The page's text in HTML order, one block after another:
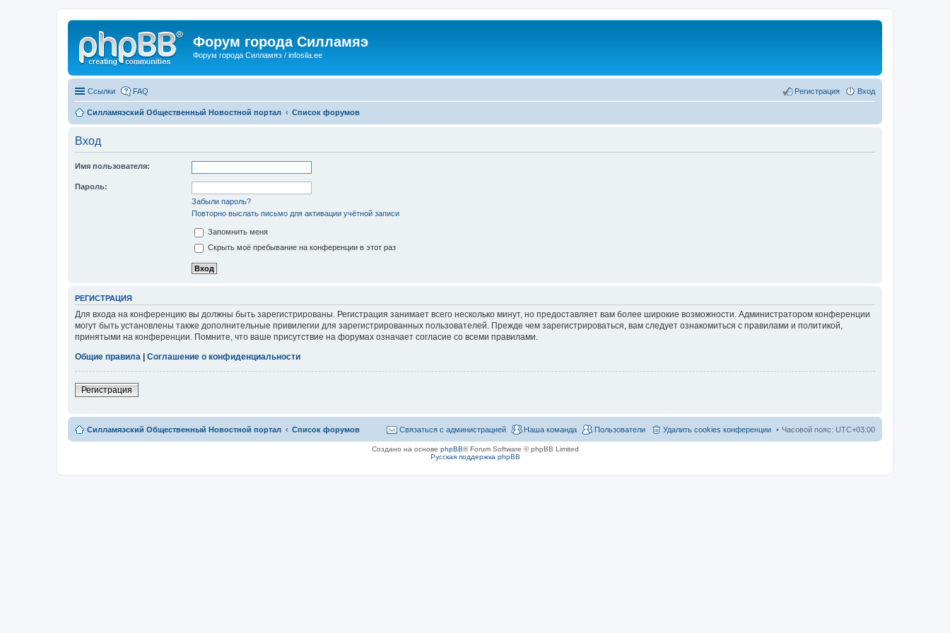
Форум города Силламяэ
Форум города Силламяэ / infosila.ee
Ссылки FAQ Вход
Регистрация
Силламяэский Общественный Новостной портал Список форумов
Вход
Имя пользователя:
Пароль:
Забыли пароль?
Повторно выслать письмо для активации учётной записи
Запомнить меня
Скрыть моё пребывание на конференции в этот раз
РЕГИСТРАЦИЯ
Для входа на конференцию вы должны быть зарегистрированы. Регистрация занимает всего несколько минут, но предоставляет вам более широкие возможности. Администратором конференции
могут быть установлены также дополнительные привилегии для зарегистрированных пользователей. Прежде чем зарегистрироваться, вам следует ознакомиться с правилами и политикой,
принятыми на конференции. Помните, что ваше присутствие на форумах означает согласие со всеми правилами.
Общие правила
Соглашение о конфиденциальности
Регистрация
Силламяэский Общественный Новостной портал Список форумов Часовой пояс: UTC+03:00
Удалить cookies конференции
Пользователи
Наша команда
Связаться с администрацией
Создано на основе phpBB® Forum Software © phpBB Limited
Русская поддержка phpBB